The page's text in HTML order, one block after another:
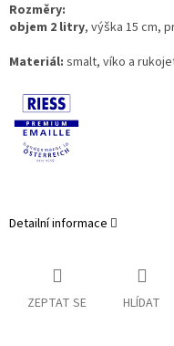
Rozměry:
objem 2 litry, výška 15 cm,
Materiál: smalt, víko a
Detailní informace
ZEPTAT SE HLÍDAT